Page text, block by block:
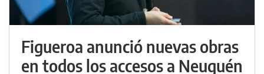
Figueroa anunció nuevas obras
en todos los accesos a Neuquén